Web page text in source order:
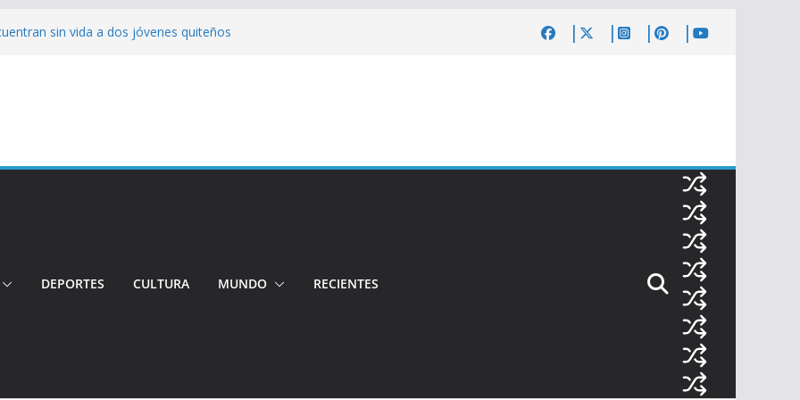
sin vida a dos jóvenes quiteños
irregulares fueron incinerados para
ecuatorianos
mayor murió atropellado en el sur
DEPORTES CULTURA MUNDO RECIENTES